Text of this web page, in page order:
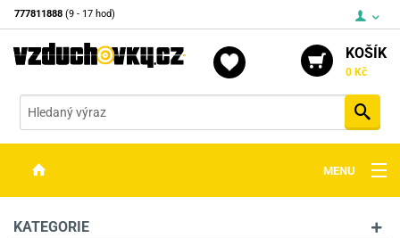
777811888 (9 - 17 hod)
KOŠÍK
0 Kč
MENU
KATEGORIE